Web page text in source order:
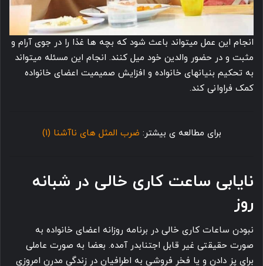
انجام این عمل میتواند باعث شود که بچه ها غذا را در جوی آرام و
مثبت و در حضور والدین خود میل کنند. انجام این مسئله میتواند
به تحکیم بنیانهای خانواده و افزایش صمیمیت اعضای خانواده
کمک فراوانی کند.
برای مطالعه ی بیشتر: ضرب المثل های ناآشنا (1)
نایابی ساعت کاری خالی در شبانه
روز
نبودن ساعات کاری خالی در برنامه روزانه اعضای خانواده به
صورت حقیقتی غیر قابل اجتنابدر آمده. بعضا به صورت عاملی
برای پز دادن و یا فخر فروشی به اطرافیان در زندگی مدرن امروزی